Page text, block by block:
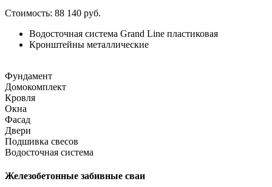
Стоимость: 88 140 руб.
Водосточная система Grand Line пластиковая
Кронштейны металлические
Фундамент
Домокомплект
Кровля
Окна
Фасад
Двери
Подшивка свесов
Водосточная система
Железобетонные забивные сваи